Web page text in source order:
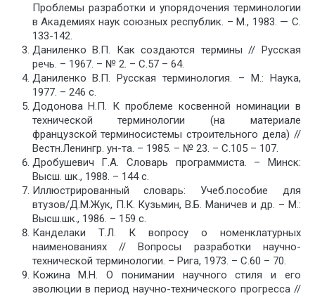
Проблемы разработки и упорядочения терминологии
в Академиях наук союзных республик. – М., 1983. — С.
133-142.
Даниленко В.П. Как создаются термины // Русская
речь. – 1967. – № 2. – С.57 – 64.
Даниленко В.П. Русская терминология. – М.: Наука,
1977. – 246 с.
Додонова Н.П. К проблеме косвенной номинации в
технической терминологии (на материале
французской терминосистемы строительного дела) //
Вестн.Ленингр. ун-та. – 1985. – № 23. – С.105 – 107.
Дробушевич Г.А. Словарь программиста. – Минск:
Высш. шк., 1988. – 144 с.
Иллюстрированный словарь: Учеб.пособие для
втузов/Д.М.Жук, П.К. Кузьмин, В.Б. Маничев и др. – М.:
Высш.шк., 1986. – 159 с.
Канделаки Т.Л. К вопросу о номенклатурных
наименованиях // Вопросы разработки научно-
технической терминологии. – Рига, 1973. – С.60 – 70.
Кожина М.Н. О понимании научного стиля и его
эволюции в период научно-технического прогресса //